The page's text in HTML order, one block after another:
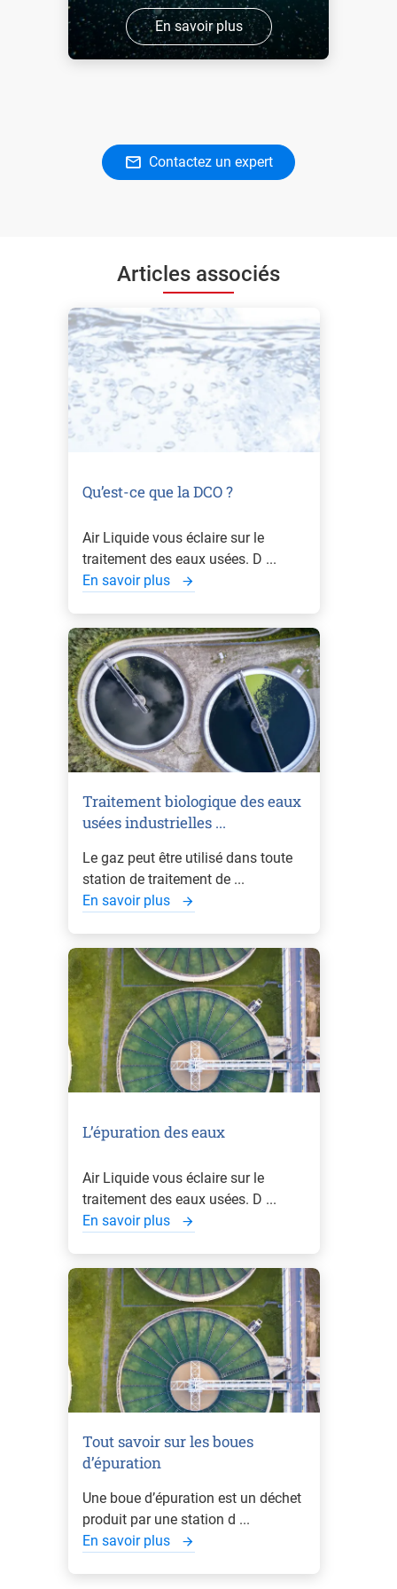
En savoir plus
Contactez un expert
Articles associés
Qu’est-ce que la DCO ?
Air Liquide vous éclaire sur le
traitement des eaux usées. D ...
En savoir plus
Traitement biologique des eaux
usées industrielles ...
Le gaz peut être utilisé dans toute
station de traitement de ...
En savoir plus
L’épuration des eaux
Air Liquide vous éclaire sur le
traitement des eaux usées. D ...
En savoir plus
Tout savoir sur les boues
d’épuration
Une boue d’épuration est un déchet
produit par une station d ...
En savoir plus